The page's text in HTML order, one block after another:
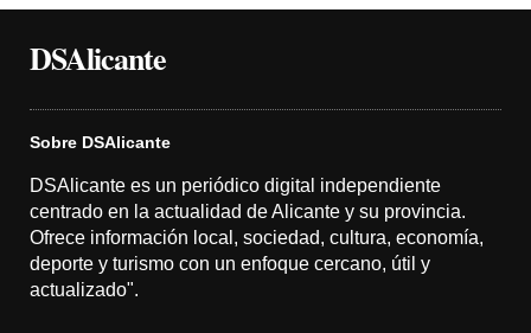
DSAlicante
Sobre DSAlicante
DSAlicante es un periódico digital independiente
centrado en la actualidad de Alicante y su provincia.
Ofrece información local, sociedad, cultura, economía,
deporte y turismo con un enfoque cercano, útil y
actualizado".